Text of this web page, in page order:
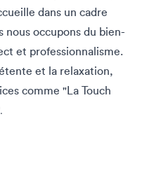
dans un cadre
nous occupons du bien-
et professionnalisme.
et la relaxation,
comme "La Touch